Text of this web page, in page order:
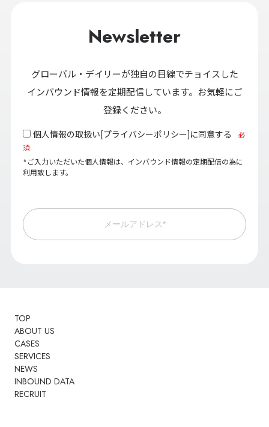
Newsletter
グローバル・デイリーが独自の目線でチョイスした
インバウンド情報を定期配信しています。お気軽にご
登録ください。
個人情報の取扱い[プライバシーポリシー]に同意する
必
須
*ご入力いただいた個人情報は、インバウンド情報の定期配信の為に
利用致します。
メールアドレス*
TOP
ABOUT US
CASES
SERVICES
NEWS
INBOUND DATA
RECRUIT